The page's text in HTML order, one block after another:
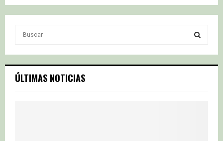
c
h
S
ÚLTIMAS NOTICIAS